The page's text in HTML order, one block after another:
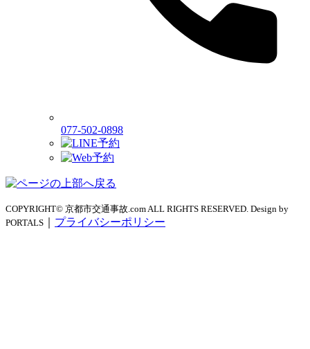
077-502-0898
COPYRIGHT© 京都市交通事故.com ALL RIGHTS RESERVED. Design by
PORTALS
プライバシーポリシー